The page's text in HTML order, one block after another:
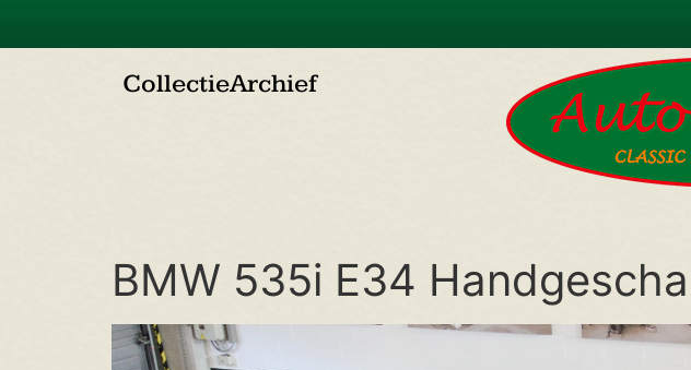
CollectieArchief
BMW 535i E34